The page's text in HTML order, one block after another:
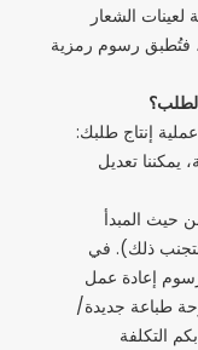
الشعار
فتُطبق رسوم رمزية
يمكننا تعديل
حيث المبدأ
ذلك). في
إعادة عمل
طباعة جديدة/
التكلفة